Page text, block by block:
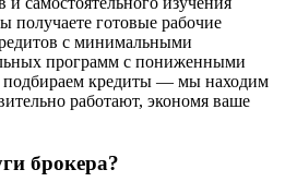
получаете готовые рабочие
с минимальными
программ с пониженными
подбираем кредиты — мы находим
работают, экономя ваше
брокера?